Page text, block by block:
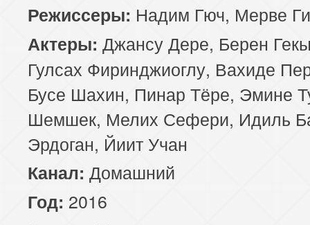
Режиссеры: Надим Гюч, Мерве
Актеры: Джансу Дере, Берен
Гулсах Фиринджиоглу, Вахиде
Бусе Шахин, Пинар Тёре, Эмине
Шемшек, Мелих Сефери, Идиль
Эрдоган, Йиит Учан
Канал: Домашний
Год: 2016